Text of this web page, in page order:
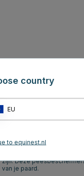
peesbeschermers.
Deze
je paard.
country
EU
to equinest.nl